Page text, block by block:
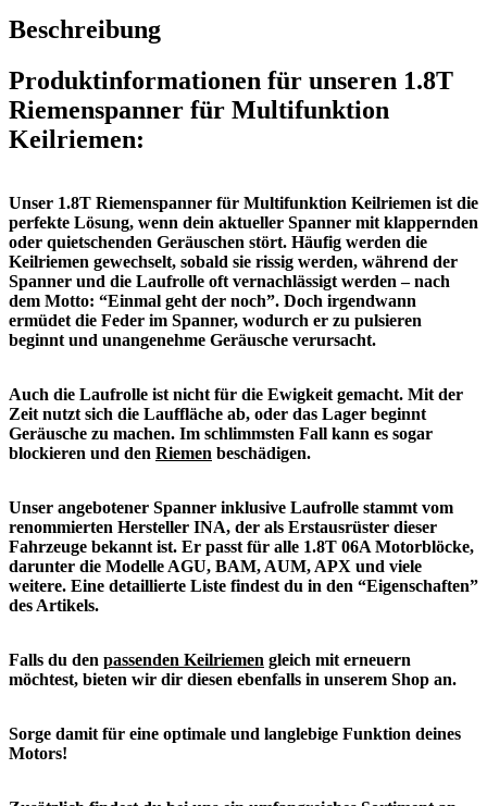
Beschreibung
Produktinformationen für unseren 1.8T
Riemenspanner für Multifunktion
Keilriemen:
Unser 1.8T Riemenspanner für Multifunktion Keilriemen ist die
perfekte Lösung, wenn dein aktueller Spanner mit klappernden
oder quietschenden Geräuschen stört. Häufig werden die
Keilriemen gewechselt, sobald sie rissig werden, während der
Spanner und die Laufrolle oft vernachlässigt werden – nach
dem Motto: “Einmal geht der noch”. Doch irgendwann
ermüdet die Feder im Spanner, wodurch er zu pulsieren
beginnt und unangenehme Geräusche verursacht.
Auch die Laufrolle ist nicht für die Ewigkeit gemacht. Mit der
Zeit nutzt sich die Lauffläche ab, oder das Lager beginnt
Geräusche zu machen. Im schlimmsten Fall kann es sogar
blockieren und den Riemen beschädigen.
Unser angebotener Spanner inklusive Laufrolle stammt vom
renommierten Hersteller INA, der als Erstausrüster dieser
Fahrzeuge bekannt ist. Er passt für alle 1.8T 06A Motorblöcke,
darunter die Modelle AGU, BAM, AUM, APX und viele
weitere. Eine detaillierte Liste findest du in den “Eigenschaften”
des Artikels.
Falls du den passenden Keilriemen gleich mit erneuern
möchtest, bieten wir dir diesen ebenfalls in unserem Shop an.
Sorge damit für eine optimale und langlebige Funktion deines
Motors!